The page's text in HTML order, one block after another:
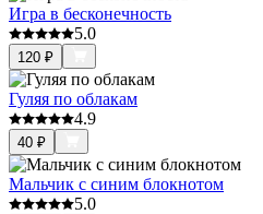
Игра в бесконечность
5.0
120 ₽
Гуляя по облакам
4.9
40 ₽
Мальчик с синим блокнотом
5.0